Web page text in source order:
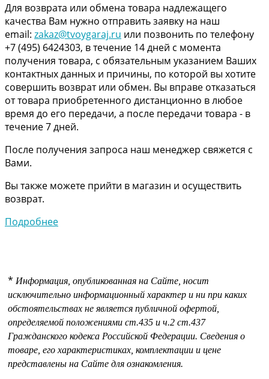
Для возврата или обмена товара надлежащего
качества Вам нужно отправить заявку на наш
email: zakaz@tvoygaraj.ru или позвонить по телефону
+7 (495) 6424303, в течение 14 дней с момента
получения товара, с обязательным указанием Ваших
контактных данных и причины, по которой вы хотите
совершить возврат или обмен. Вы вправе отказаться
от товара приобретенного дистанционно в любое
время до его передачи, а после передачи товара - в
течение 7 дней.
После получения запроса наш менеджер свяжется с
Вами.
Вы также можете прийти в магазин и осуществить
возврат.
Подробнее
* Информация, опубликованная на Сайте, носит
исключительно информационный характер и ни при каких
обстоятельствах не является публичной офертой,
определяемой положениями ст.435 и ч.2 ст.437
Гражданского кодекса Российской Федерации. Сведения о
товаре, его характеристиках, комплектации и цене
представлены на Сайте для ознакомления.